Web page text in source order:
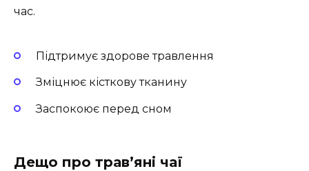
час.
Підтримує здорове травлення
Зміцнює кісткову тканину
Заспокоює перед сном
Дещо про трав’яні чаї